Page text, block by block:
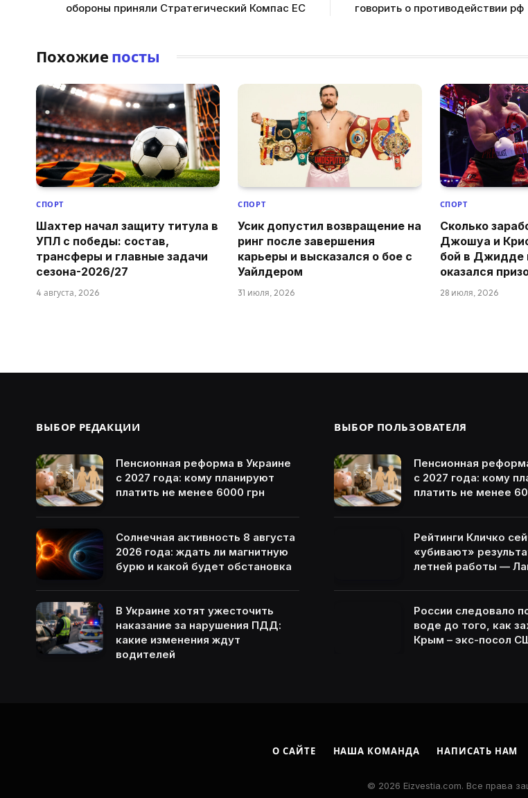
обороны приняли Стратегический Компас ЕС
говорить о противодействии рф
Похожие посты
СПОРТ
Шахтер начал защиту титула в
УПЛ с победы: состав,
трансферы и главные задачи
сезона-2026/27
4 августа, 2026
СПОРТ
Усик допустил возвращение на
ринг после завершения
карьеры и высказался о бое с
Уайлдером
31 июля, 2026
СПОРТ
Сколько
Джошуа и
бой в Джидде
оказался
28 июля, 2026
ВЫБОР РЕДАКЦИИ
Пенсионная реформа в Украине
с 2027 года: кому планируют
платить не менее 6000 грн
Солнечная активность 8 августа
2026 года: ждать ли магнитную
бурю и какой будет обстановка
В Украине хотят ужесточить
наказание за нарушения ПДД:
какие изменения ждут
водителей
ВЫБОР ПОЛЬЗОВАТЕЛЯ
Пенсионная
с 2027 года: кому
платить не менее
Рейтинги Кличко
«убивают»
летней работы —
России следовало
воде до того, как
Крым – экс-посол
О САЙТЕ НАША КОМАНДА НАПИСАТЬ НАМ
© 2026 Eizvestia.com. Все права